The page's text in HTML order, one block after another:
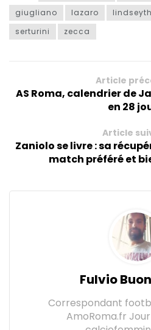
giugliano
lazaro
serturini
zecca
Article
AS Roma, calendrier de
en 28
Article
Zaniolo se livre : sa
match préféré et
Fulvio
Correspondant
AmoRoma.fr